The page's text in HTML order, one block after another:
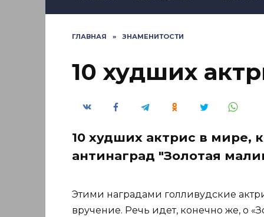
ГЛАВНАЯ » ЗНАМЕНИТОСТИ
10 худших
10 худших актрис в мире,
антинаград "Золотая
Этими наградами голливудские
вручение. Речь идет, конечно же, о